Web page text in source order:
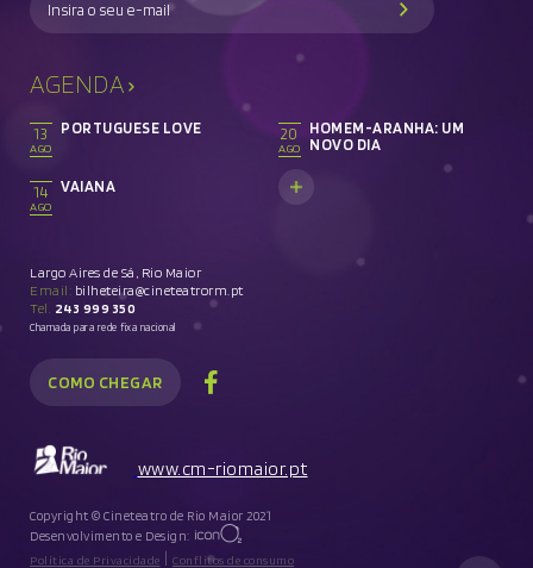
AGENDA
13
AGO
PORTUGUESE LOVE
14
AGO
VAIANA
20
AGO
HOMEM-ARANHA: UM
NOVO DIA
Largo Aires de Sá, Rio Maior
Email: bilheteira@cineteatrorm.pt
Tel. 243 999 350
Chamada para rede fixa nacional
COMO CHEGAR
www.cm-riomaior.pt
Copyright © Cineteatro de Rio Maior 2021
Desenvolvimento e Design:
Política de Privacidade | Conflitos de consumo